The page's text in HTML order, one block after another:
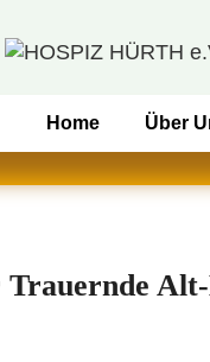
Hauptnavigation
Home Über
Trauernde